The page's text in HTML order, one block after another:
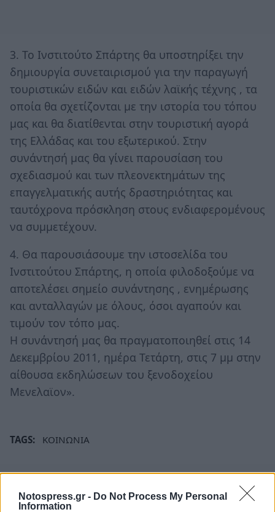
Notospress.gr - Do Not Process My Personal
Information
3. Το Ινστιτούτο Σπάρτης θα υποστηρίξει την
δημιουργία συνεταιρισμού για την παραγωγή
τουριστικών ειδών και ειδών λαϊκής τέχνης , τα
οποία θα σχετίζονται με την ιστορία του τόπου
μας και θα διατίθενται στην τουριστική αγορά
της Ελλάδας και του εξωτερικού. Στην
συνάντησή μας θα γίνει παρουσίαση του
σχεδιασμού και των πλεονεκτημάτων της
επαγγελματικής αυτής δραστηριότητας και
ταυτόχρονα πρόσκληση στους ενδιαφερομένους
να συμμετέχουν.
4. Θα παρουσιάσουμε την ιστοσελίδα του
Ινστιτούτου Σπάρτης, η οποία φιλοδοξούμε να
αποτελέσει σημείο συνάντησης , ενημέρωσης
και ανταλλαγών με όλους, όσοι αγαπούν και
τιμούν τον τόπο μας.
Η συνάντησή μας θα πραγματοποιηθεί στις 14
Δεκεμβρίου 2011, ημέρα Τετάρτη, στις 7 μμ στην
αίθουσα εκδηλώσεων του ξενοδοχείου
Μενελαϊον».
TAGS: ΚΟΙΝΩΝΙΑ